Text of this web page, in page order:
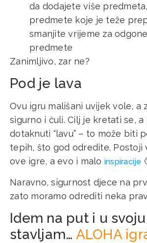
da dodajete više
predmete koje je teže
smanjite vrijeme za
predmete
Zanimljivo, zar ne?
Pod je lava
Ovu igru mališani uvijek vole, a
sigurno i čuli. Cilj je kretati se,
dotaknuti “lavu” – to može biti
tepih, što god odredite. Postoji
ove igre, a evo i malo inspiracije
Naravno, sigurnost djece na
zato moramo odrediti neka
Idem na put i u
stavljam… ALOHA